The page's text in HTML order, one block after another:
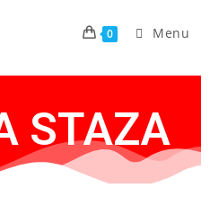
0 Menu
STAZA